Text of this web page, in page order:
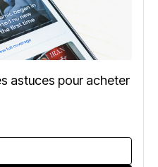
astuces pour acheter